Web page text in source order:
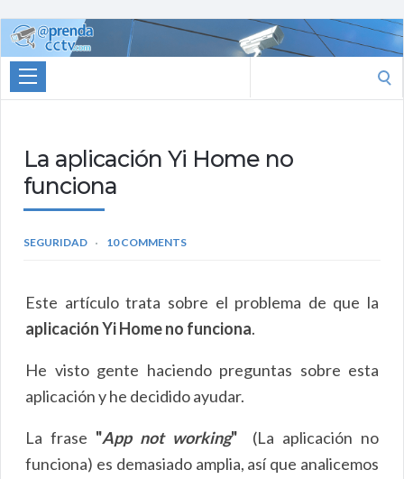
Aprenda
CCTV
for:
La aplicación Yi Home no
funciona
SEGURIDAD 10 COMMENTS
Este artículo trata sobre el problema de que la
aplicación Yi Home no funciona.
He visto gente haciendo preguntas sobre esta
aplicación y he decidido ayudar.
La frase "App not working"
(La aplicación no
funciona) es demasiado amplia, así que analicemos